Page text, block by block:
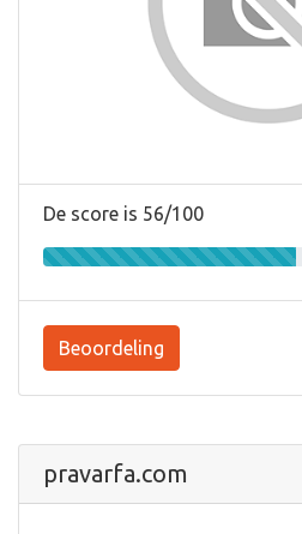
De score is 56/100
Beoordeling
pravarfa.com